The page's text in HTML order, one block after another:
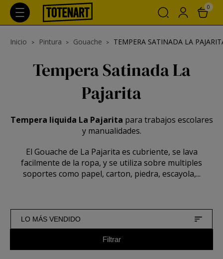
0
Inicio Pintura Gouache TEMPERA SATINADA LA
Tempera Satinada La
Pajarita
Tempera liquida La Pajarita para trabajos escolares
y manualidades.
El Gouache de La Pajarita es cubriente, se lava
facilmente de la ropa, y se utiliza sobre multiples
soportes como papel, carton, piedra, escayola,...
LO MÁS VENDIDO
Filtrar